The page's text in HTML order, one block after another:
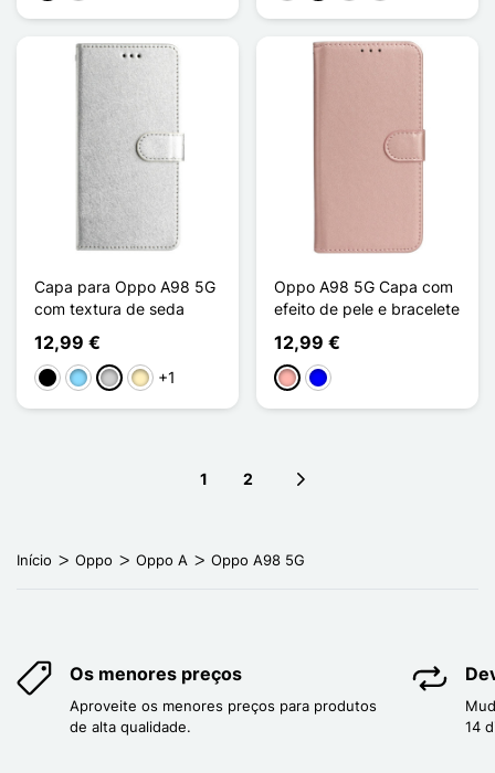
Capa para Oppo A98 5G
com textura de seda
12,99 €
PretoAzul Claro
PrataOuro+1
Oppo A98 5G Capa com
efeito de pele e bracelete
12,99 €
Ouro rosa
Azul
1 2
Início Oppo Oppo A Oppo A98 5G
Os menores preços
Aproveite os menores preços para produtos
de alta qualidade.
14